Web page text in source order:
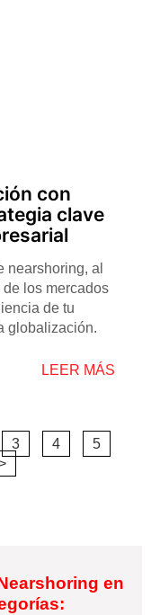
con
clave
nearshoring, al
los mercados
de tu
globalización.
LEER MÁS
3 4
5
en